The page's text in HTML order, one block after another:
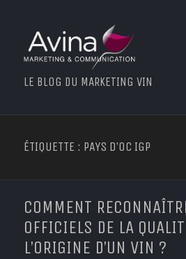
LE BLOG DU MARKETING VIN
ÉTIQUETTE : PAYS D’OC IGP
COMMENT
OFFICIELS DE LA
L’ORIGINE D’UN VIN ?